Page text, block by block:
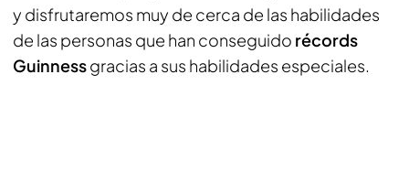
y disfrutaremos muy de cerca de las habilidades
de las personas que han conseguido récords
Guinnessgracias a sus habilidades especiales.